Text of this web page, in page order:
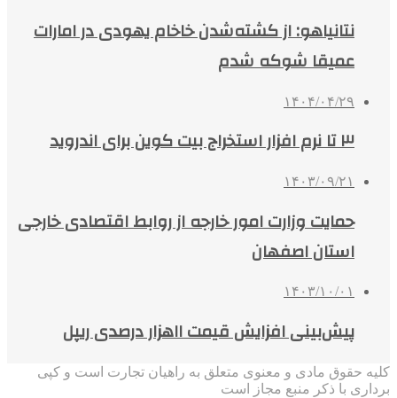
نتانیاهو: از کشته‌شدن خاخام یهودی در امارات
عمیقا شوکه شدم
۱۴۰۴/۰۴/۲۹
۳ تا نرم افزار استخراج بیت کوین برای اندروید
۱۴۰۳/۰۹/۲۱
حمایت وزارت امور خارجه از روابط اقتصادی خارجی
استان اصفهان
۱۴۰۳/۱۰/۰۱
پیش‌بینی افزایش قیمت ۱۱هزار درصدی ریپل
کلیه حقوق مادی و معنوی متعلق به راهیان تجارت است و کپی
برداری با ذکر منبع مجاز است